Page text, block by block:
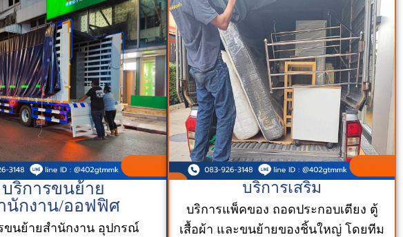
บริการขนย้าย
นักงาน/ออฟฟิศ
ขนย้ายสำนักงาน อุปกรณ์
บริการเสริม
บริการแพ็คของ ถอดประกอบเตียง ตู้
เสื้อผ้า และขนย้ายของชิ้นใหญ่ โดยทีม